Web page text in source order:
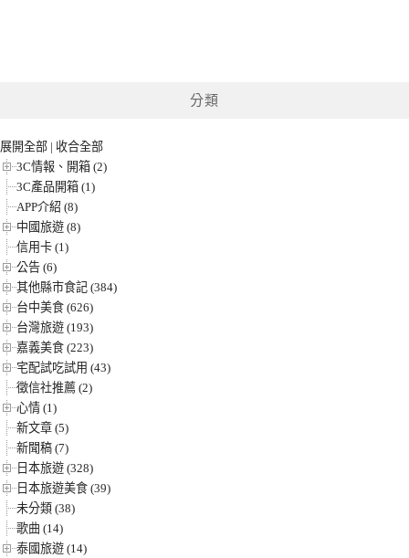
分類
展開全部 | 收合全部
3C情報、開箱 (2)
3C產品開箱 (1)
APP介紹 (8)
中國旅遊 (8)
信用卡 (1)
公告 (6)
其他縣市食記 (384)
台中美食 (626)
台灣旅遊 (193)
嘉義美食 (223)
宅配試吃試用 (43)
徵信社推薦 (2)
心情 (1)
新文章 (5)
新聞稿 (7)
日本旅遊 (328)
日本旅遊美食 (39)
未分類 (38)
歌曲 (14)
泰國旅遊 (14)